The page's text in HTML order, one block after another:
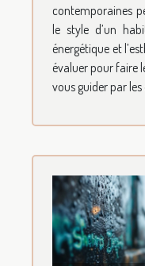
contemporaines
le style d’un
énergétique et
évaluer pour faire
vous guider par les